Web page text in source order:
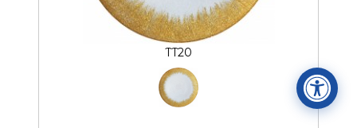
TT20
Standard
Conformance level